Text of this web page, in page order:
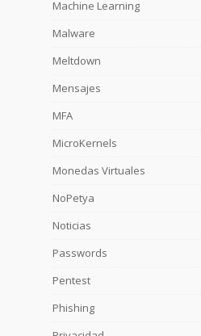
Machine Learning
Malware
Meltdown
Mensajes
MFA
MicroKernels
Monedas Virtuales
NoPetya
Noticias
Passwords
Pentest
Phishing